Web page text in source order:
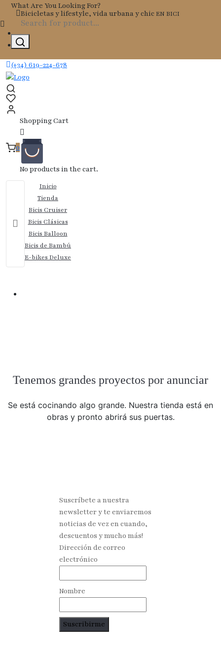
Skip
content
Bicicletas y lifestyle, vida urbana y chicEN BICI
(+34) 619-224-678
What Are You Looking For?
0
Shopping Cart
No products in the cart.
Inicio
Tienda
Bicis Cruiser
Bicis Clásicas
Bicis Balloon
Bicis de Bambú
E-bikes Deluxe
Tenemos grandes proyectos por anunciar
Se está cocinando algo grande. Nuestra tienda está en
obras y pronto abrirá sus puertas.
Suscríbete a nuestra
newsletter y te enviaremos
noticias de vez en cuando,
descuentos y mucho más!
Dirección de correo
electrónico
Nombre